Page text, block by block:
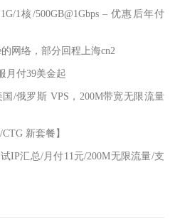
1核/500GB@1Gbps – 优惠后年付
网络，部分回程上海cn2
月付39美金起
/俄罗斯 VPS，200M带宽无限流量
新套餐】
IP汇总/月付11元/200M无限流量/支